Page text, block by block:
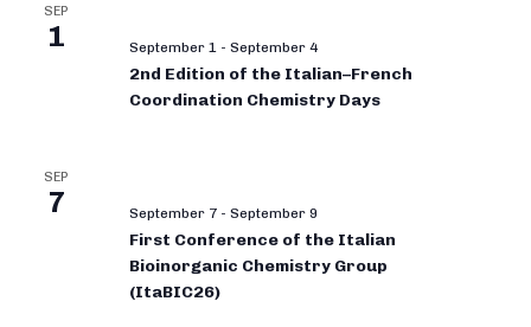
SEP
1 September 1 - September 4
2nd Edition of the Italian–French
Coordination Chemistry Days
SEP
7 September 7 - September 9
First Conference of the Italian
Bioinorganic Chemistry Group
(ItaBIC26)